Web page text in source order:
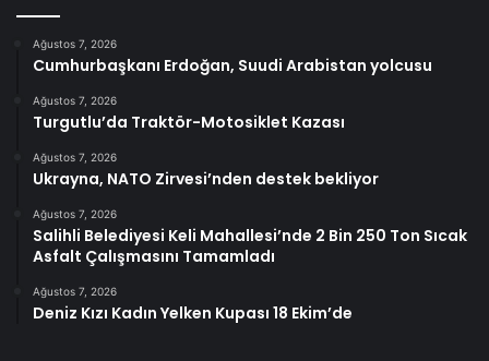
Ağustos 7, 2026
Cumhurbaşkanı Erdoğan, Suudi Arabistan yolcusu
Ağustos 7, 2026
Turgutlu’da Traktör-Motosiklet Kazası
Ağustos 7, 2026
Ukrayna, NATO Zirvesi’nden destek bekliyor
Ağustos 7, 2026
Salihli Belediyesi Keli Mahallesi’nde 2 Bin 250 Ton Sıcak
Asfalt Çalışmasını Tamamladı
Ağustos 7, 2026
Deniz Kızı Kadın Yelken Kupası 18 Ekim’de